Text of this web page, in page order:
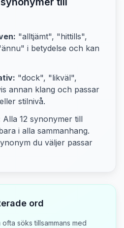
"alltjämt", "hittills",
ännu" i betydelse och kan
"dock", "likväl",
annan klang och passar
stilnivå.
Alla 12 synonymer till
i alla sammanhang.
du väljer passar
ord
söks tillsammans med